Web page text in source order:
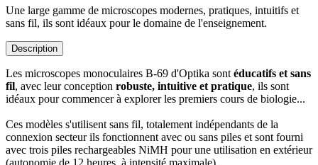
Une large gamme de microscopes modernes, pratiques, intuitifs et
sans fil, ils sont idéaux pour le domaine de l'enseignement.
Description
Les microscopes monoculaires B-69 d'Optika sont éducatifs et sans
fil, avec leur conception robuste, intuitive et pratique, ils sont
idéaux pour commencer à explorer les premiers cours de biologie...
Ces modèles s'utilisent sans fil, totalement indépendants de la
connexion secteur ils fonctionnent avec ou sans piles et sont fourni
avec trois piles rechargeables NiMH pour une utilisation en extérieur